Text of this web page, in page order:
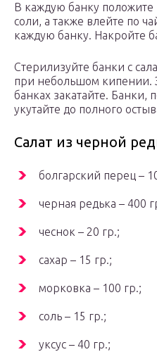
В каждую банку положите
соли, а также влейте по
каждую банку. Накройте
Стерилизуйте банки с
при небольшом кипении.
банках закатайте. Банки,
укутайте до полного
Салат из черной
болгарский перец –
черная редька – 400
чеснок – 20 гр.;
сахар – 15 гр.;
морковка – 100 гр.;
соль – 15 гр.;
уксус – 40 гр.;